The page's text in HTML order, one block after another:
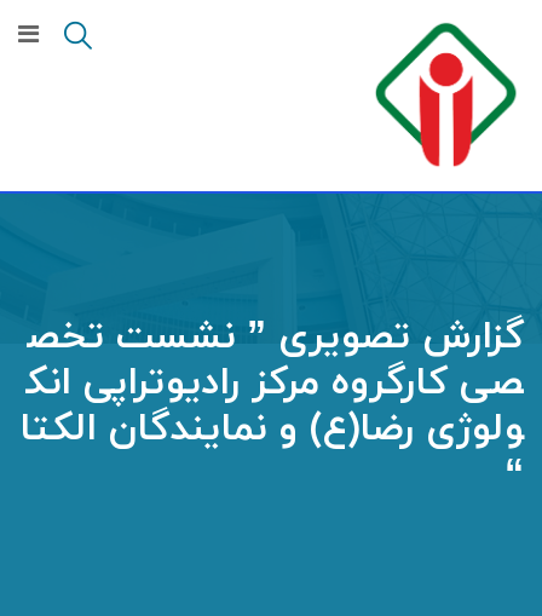
گزارش تصویری ” نشست تخص
صی کارگروه مرکز رادیوتراپی انک
ولوژی رضا(ع) و نمایندگان الکتا
“